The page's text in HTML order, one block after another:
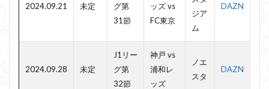
2024.09.21 未定
グ第
31節
ッズ vs
FC東京
ジア
ム
DAZN
2024.09.28 未定
J1リー
グ第
32節
神戸 vs
浦和レ
ッズ
ノエ
スタ
DAZN